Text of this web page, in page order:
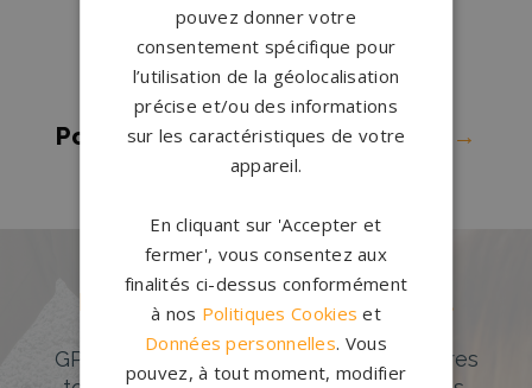
Pompes funèbres Vaucelles
Pompes funèbres VILLERS SUR
MER →
Pompes funèbres Villers-Bocage
→
Des pierres tombales uniques et
originales
GPG Granit offre un large choix de pierres
pouvez donner votre
consentement spécifique pour
l’utilisation de la géolocalisation
précise et/ou des informations
sur les caractéristiques de votre
appareil.
En cliquant sur 'Accepter et
fermer', vous consentez aux
finalités ci-dessus conformément
à nos Politiques Cookies et
Données personnelles. Vous
pouvez, à tout moment, modifier